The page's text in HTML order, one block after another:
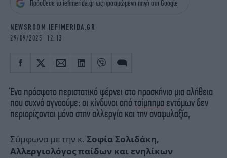
iBOOKS
ΖΩΔΙΑ
MEDIA
NEWSLETTER
Πρόσθεσε το iefimerida.gr ως προτιμώμενη πηγή στη Google
NEWSROOM IEFIMERIDA.GR
29/09/2025 12:13
Ένα πρόσφατο περιστατικό φέρνει στο προσκήνιο μια αλήθεια
που συχνά αγνοούμε: οι κίνδυνοι από τσίμπημα εντόμων δεν
περιορίζονται μόνο στην αλλεργία και την αναφυλαξία,
Σύμφωνα με την κ. Σοφία Σολιδάκη,
Αλλεργιολόγος παίδων και ενηλίκων